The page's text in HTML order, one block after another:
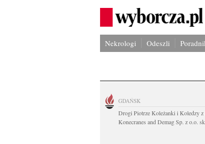
Nekrologi Odeszli
GDAŃSK
Drogi Piotrze Koleżanki i Koledzy
Konecranes and Demag Sp. z o.o.